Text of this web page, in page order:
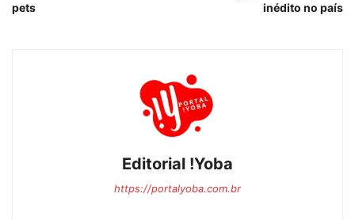
pets
inédito no país
Editorial !Yoba
https://portalyoba.com.br